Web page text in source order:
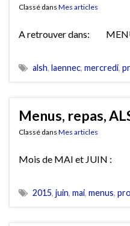
Classé dans Mes articles
A retrouver dans:
alsh, laennec, mercredi,
Menus, repas,
Classé dans Mes articles
Mois de MAI et JUIN :
2015, juin, mai, menus,